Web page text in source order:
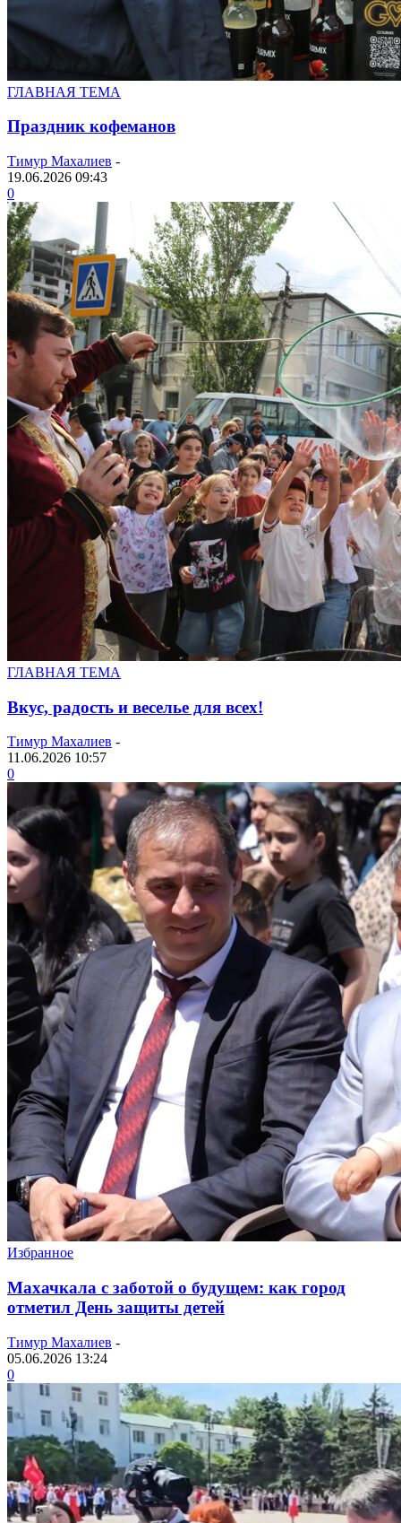
ГЛАВНАЯ ТЕМА
Праздник кофеманов
Тимур Махалиев -
19.06.2026 09:43
0
ГЛАВНАЯ ТЕМА
Вкус, радость и веселье для всех!
Тимур Махалиев -
11.06.2026 10:57
0
Избранное
Махачкала с заботой о будущем: как город
отметил День защиты детей
Тимур Махалиев -
05.06.2026 13:24
0